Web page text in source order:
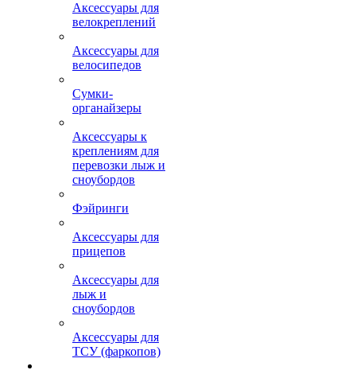
Аксессуары для
велокреплений
Аксессуары для
велосипедов
Сумки-
органайзеры
Аксессуары к
креплениям для
перевозки лыж и
сноубордов
Фэйринги
Аксессуары для
прицепов
Аксессуары для
лыж и
сноубордов
Аксессуары для
ТСУ (фаркопов)